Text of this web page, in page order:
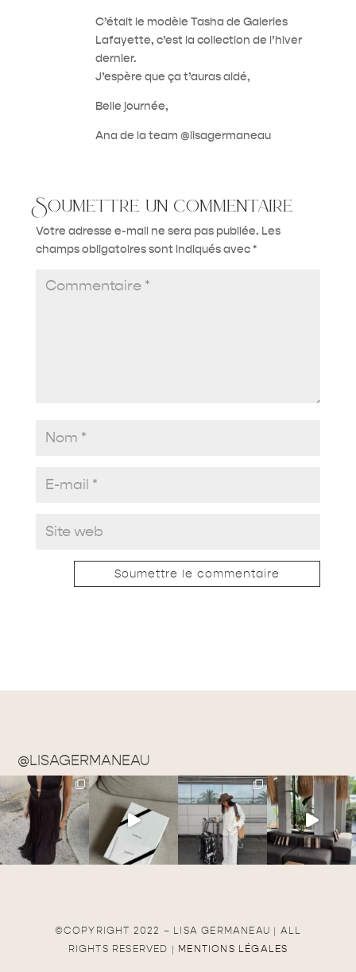
C’était le modèle Tasha de Galeries
Lafayette, c’est la collection de l’hiver
dernier.
J’espère que ça t’auras aidé,
Belle journée,
Ana de la team @lisagermaneau
Soumettre un commentaire
Votre adresse e-mail ne sera pas publiée. Les
champs obligatoires sont indiqués avec*
Soumettre le commentaire
@LISAGERMANEAU
©COPYRIGHT 2022 – LISA GERMANEAU | ALL
RIGHTS RESERVED | MENTIONS LÉGALES